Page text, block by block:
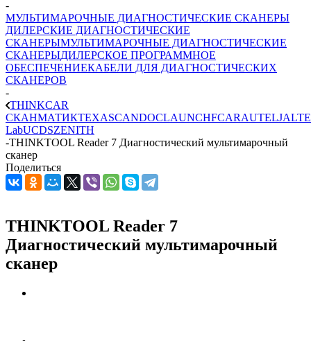
-
МУЛЬТИМАРОЧНЫЕ ДИАГНОСТИЧЕСКИЕ СКАНЕРЫ
ДИЛЕРСКИЕ ДИАГНОСТИЧЕСКИЕ
СКАНЕРЫМУЛЬТИМАРОЧНЫЕ ДИАГНОСТИЧЕСКИЕ
СКАНЕРЫДИЛЕРСКОЕ ПРОГРАММНОЕ
ОБЕСПЕЧЕНИЕКАБЕЛИ ДЛЯ ДИАГНОСТИЧЕСКИХ
СКАНЕРОВ
-
THINKCAR
СКАНМАТИКTEXASCANDOCLAUNCHFCARAUTEL
LabUCDSZENITH
-THINKTOOL Reader 7 Диагностический мультимарочный
сканер
Поделиться
THINKTOOL Reader 7
Диагностический мультимарочный
сканер